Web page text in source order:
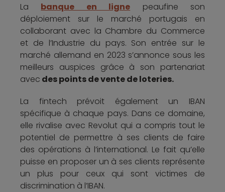
La banque en ligne peaufine son
déploiement sur le marché portugais en
collaborant avec la Chambre du Commerce
et de l’Industrie du pays. Son entrée sur le
marché allemand en 2023 s’annonce sous les
meilleurs auspices grâce à son partenariat
avec des points de vente de loteries.
La fintech prévoit également un IBAN
spécifique à chaque pays. Dans ce domaine,
elle rivalise avec Revolut qui a compris tout le
potentiel de permettre à ses clients de faire
des opérations à l’international. Le fait qu’elle
puisse en proposer un à ses clients représente
un plus pour ceux qui sont victimes de
discrimination à l’IBAN.